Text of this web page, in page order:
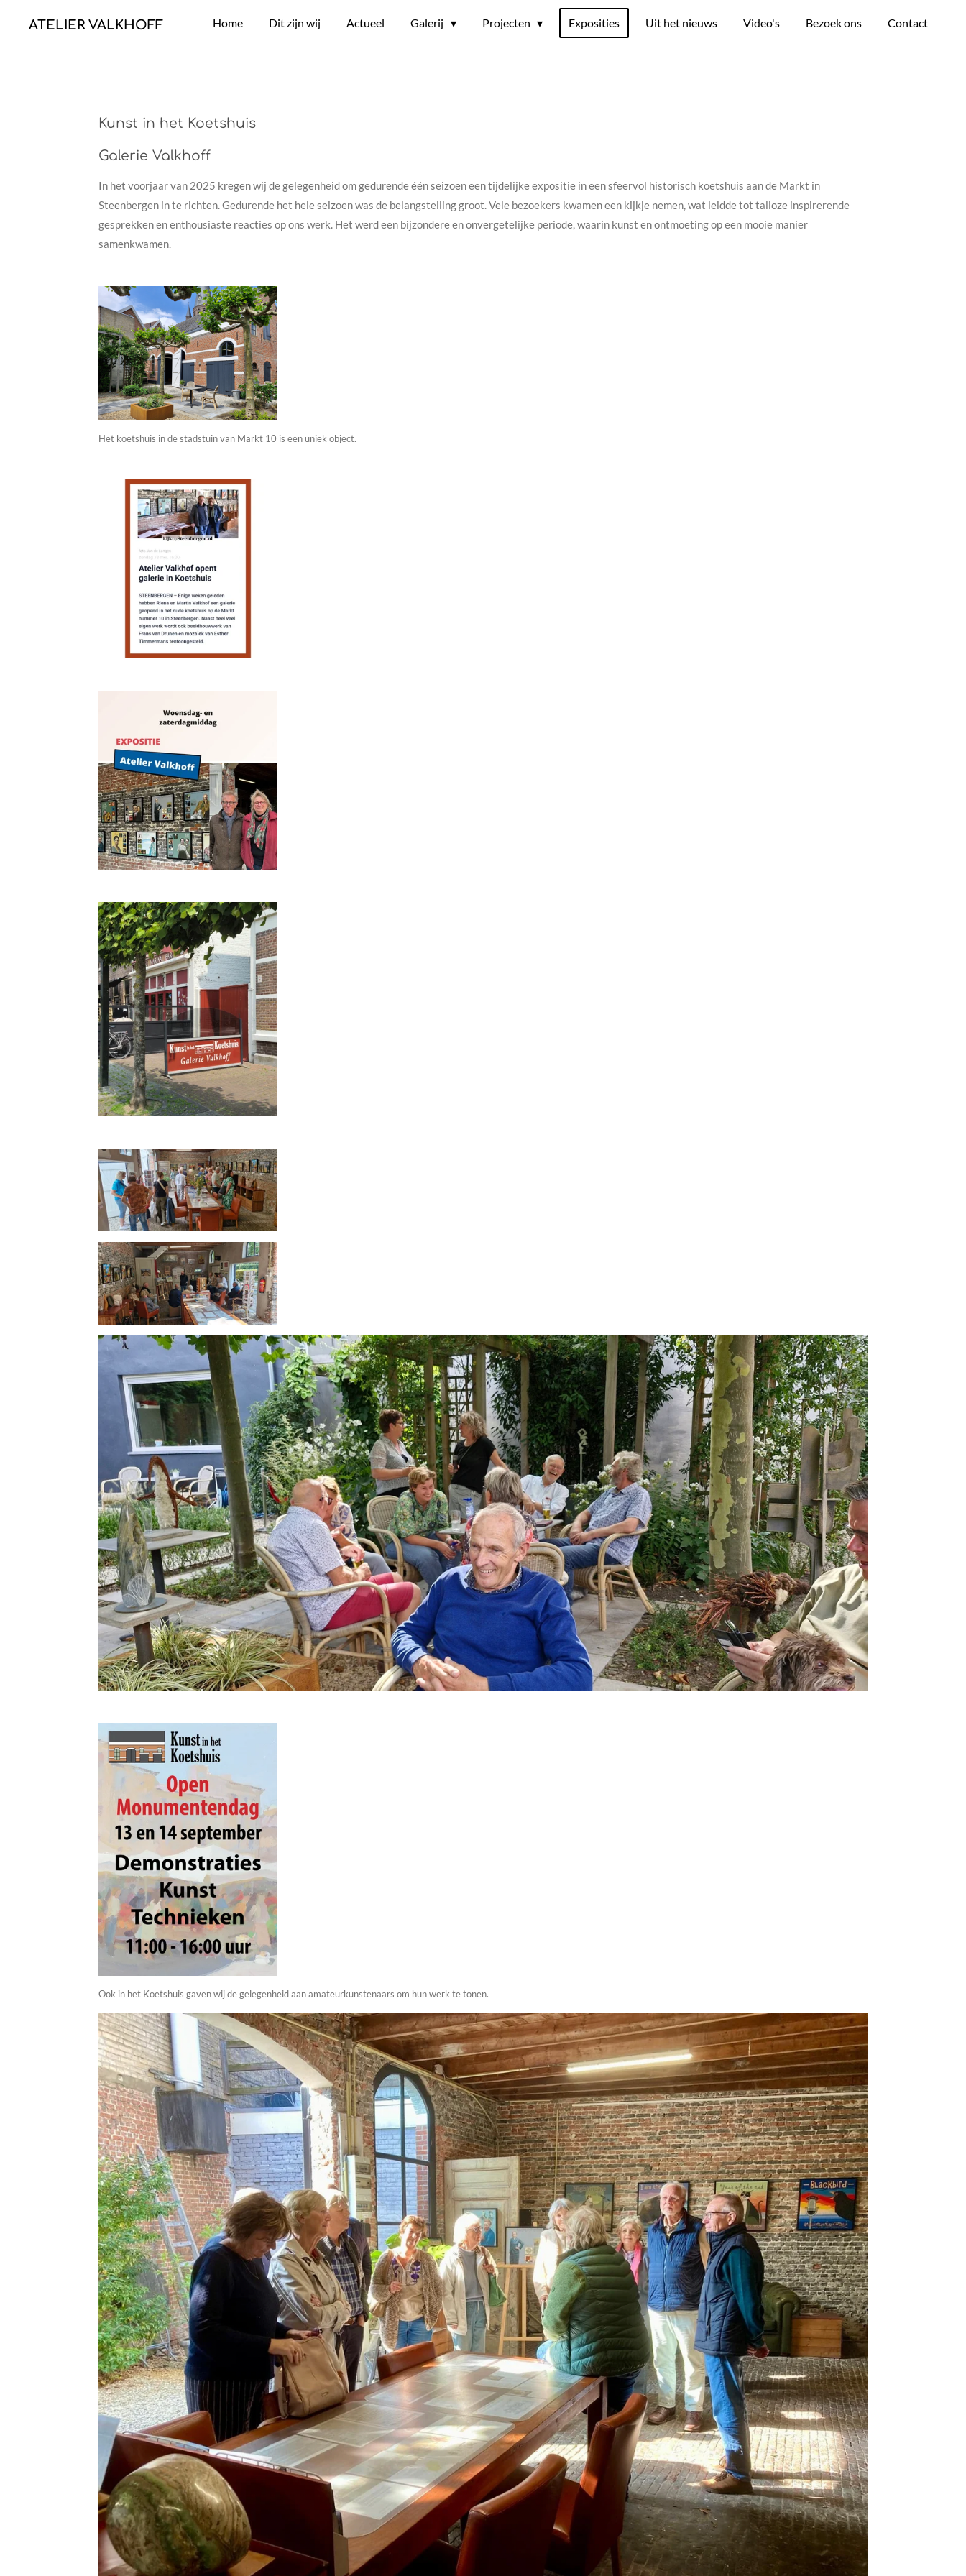
ATELIER VALKHOFF Home Dit zijn wij Actueel Galerij Projecten Exposities Uit het nieuws Video's Bezoek ons Contact
Kunst in het Koetshuis
Galerie Valkhoff
In het voorjaar van 2025 kregen wij de gelegenheid om gedurende één seizoen een tijdelijke expositie in een sfeervol historisch koetshuis aan de Markt in
Steenbergen in te richten. Gedurende het hele seizoen was de belangstelling groot. Vele bezoekers kwamen een kijkje nemen, wat leidde tot talloze inspirerende
gesprekken en enthousiaste reacties op ons werk. Het werd een bijzondere en onvergetelijke periode, waarin kunst en ontmoeting op een mooie manier
samenkwamen.
Het koetshuis in de stadstuin van Markt 10 is een uniek object.
Ook in het Koetshuis gaven wij de gelegenheid aan amateurkunstenaars om hun werk te tonen.